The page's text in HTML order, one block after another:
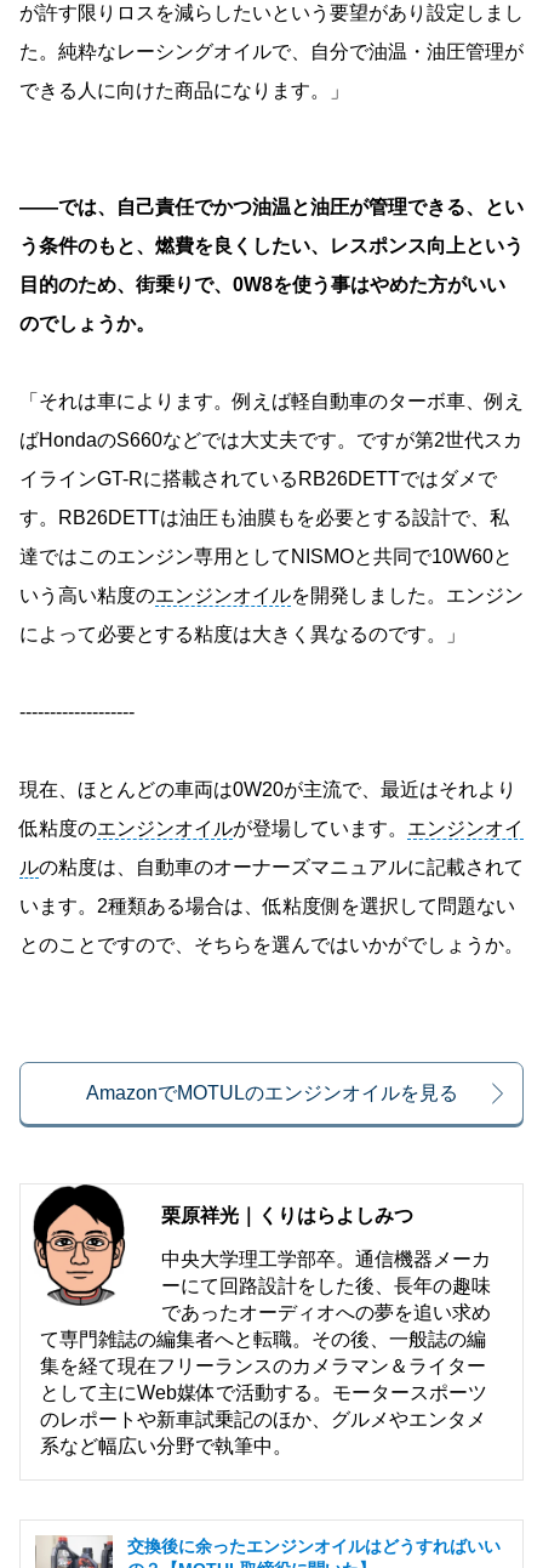
が許す限りロスを減らしたいという要望があり設定しまし
た。純粋なレーシングオイルで、自分で油温・油圧管理が
できる人に向けた商品になります。」
――では、自己責任でかつ油温と油圧が管理できる、とい
う条件のもと、燃費を良くしたい、レスポンス向上という
目的のため、街乗りで、0W8を使う事はやめた方がいい
のでしょうか。
「それは車によります。例えば軽自動車のターボ車、例え
ばHondaのS660などでは大丈夫です。ですが第2世代スカ
イラインGT-Rに搭載されているRB26DETTではダメで
す。RB26DETTは油圧も油膜もを必要とする設計で、私
達ではこのエンジン専用としてNISMOと共同で10W60と
いう高い粘度のエンジンオイルを開発しました。エンジン
によって必要とする粘度は大きく異なるのです。」
-------------------
現在、ほとんどの車両は0W20が主流で、最近はそれより
低粘度のエンジンオイルが登場しています。 エンジンオイ
ルの粘度は、自動車のオーナーズマニュアルに記載されて
います。2種類ある場合は、低粘度側を選択して問題ない
とのことですので、そちらを選んではいかがでしょうか。
AmazonでMOTULのエンジンオイルを見る
栗原祥光｜くりはらよしみつ
中央大学理工学部卒。通信機器メーカ
ーにて回路設計をした後、長年の趣味
であったオーディオへの夢を追い求め
て専門雑誌の編集者へと転職。その後、一般誌の編
集を経て現在フリーランスのカメラマン＆ライター
として主にWeb媒体で活動する。モータースポーツ
のレポートや新車試乗記のほか、グルメやエンタメ
系など幅広い分野で執筆中。
交換後に余ったエンジンオイルはどうすればいい